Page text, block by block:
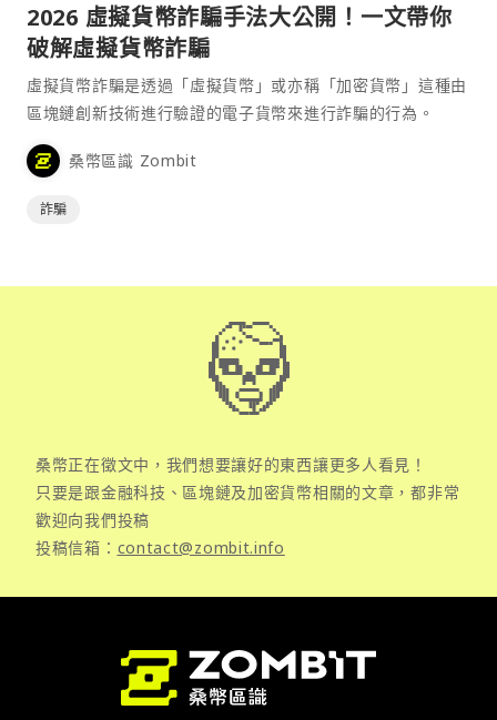
2026 虛擬貨幣詐騙手法大公開！一文帶你
破解虛擬貨幣詐騙
虛擬貨幣詐騙是透過「虛擬貨幣」或亦稱「加密貨幣」這種由
區塊鏈創新技術進行驗證的電子貨幣來進行詐騙的行為。
桑幣區識 Zombit
詐騙
桑幣正在徵文中，我們想要讓好的東西讓更多人看見！
只要是跟金融科技、區塊鏈及加密貨幣相關的文章，都非常
歡迎向我們投稿
投稿信箱： contact@zombit.info